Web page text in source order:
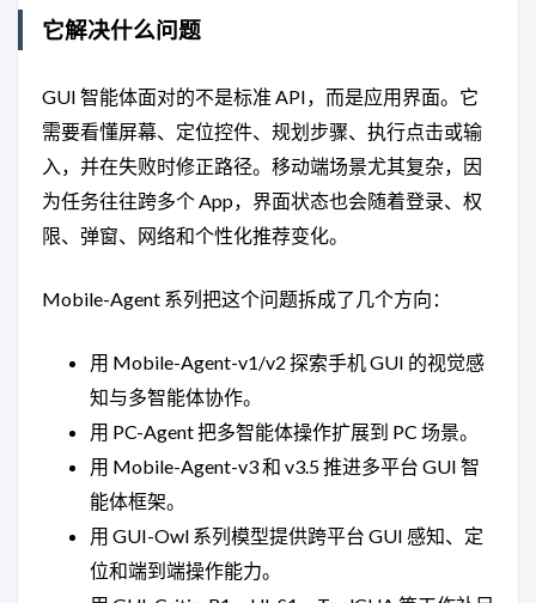
它解决什么问题
GUI 智能体面对的不是标准 API，而是应用界面。它
需要看懂屏幕、定位控件、规划步骤、执行点击或输
入，并在失败时修正路径。移动端场景尤其复杂，因
为任务往往跨多个 App，界面状态也会随着登录、权
限、弹窗、网络和个性化推荐变化。
Mobile-Agent 系列把这个问题拆成了几个方向：
用 Mobile-Agent-v1/v2 探索手机 GUI 的视觉感
知与多智能体协作。
用 PC-Agent 把多智能体操作扩展到 PC 场景。
用 Mobile-Agent-v3 和 v3.5 推进多平台 GUI 智
能体框架。
用 GUI-Owl 系列模型提供跨平台 GUI 感知、定
位和端到端操作能力。